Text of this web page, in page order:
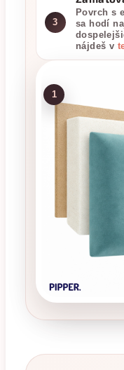
3
Povrch s
sa hodí
nájdeš v
1